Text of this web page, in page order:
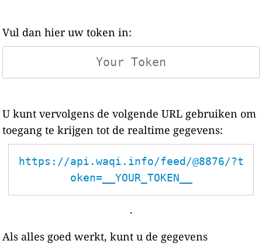
Vul dan hier uw token in:
U kunt vervolgens de volgende URL gebruiken om
toegang te krijgen tot de realtime gegevens:
https://api.waqi.info/feed/@8876/?t
oken=__YOUR_TOKEN__
.
Als alles goed werkt, kunt u de gegevens